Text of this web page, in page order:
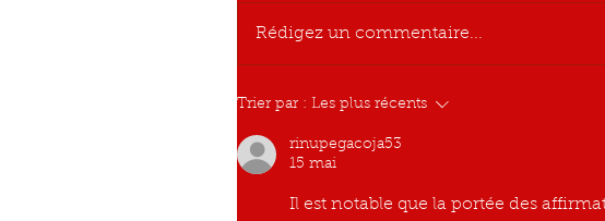
Rédigez un commentaire...
Trier par : Les plus récents
rinupegacoja53
15 mai
Il est notable que la portée des